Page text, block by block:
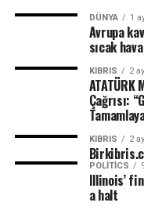
DÜNYA 1
Avrupa
sıcak
KIBRIS 2
Çağrısı:
KIBRIS 2
POLITICS
Illinois’
a halt